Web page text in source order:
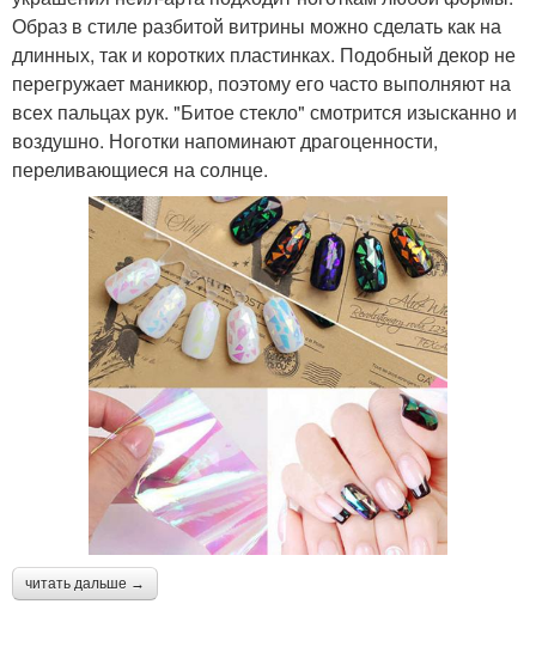
Образ в стиле разбитой витрины можно сделать как на
длинных, так и коротких пластинках. Подобный декор не
перегружает маникюр, поэтому его часто выполняют на
всех пальцах рук. "Битое стекло" смотрится изысканно и
воздушно. Ноготки напоминают драгоценности,
переливающиеся на солнце.
читать дальше →